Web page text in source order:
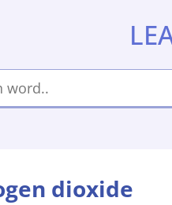
dioxide